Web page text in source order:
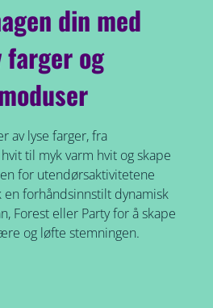
din med
og
av lyse farger, fra
til myk varm hvit og skape
for utendørsaktivitetene
forhåndsinnstilt dynamisk
Forest eller Party for å skape
og løfte stemningen.